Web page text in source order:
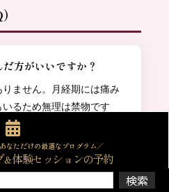
方がいいですか？
りません。月経期には痛み
るため無理は禁物です
グやストレッチ・軽強度の
の方に問題ありません。強
・発熱がある場合は運動
相談することをおすすめし
なただけの最適なプログラム／
＆体験セッションの予約
検索